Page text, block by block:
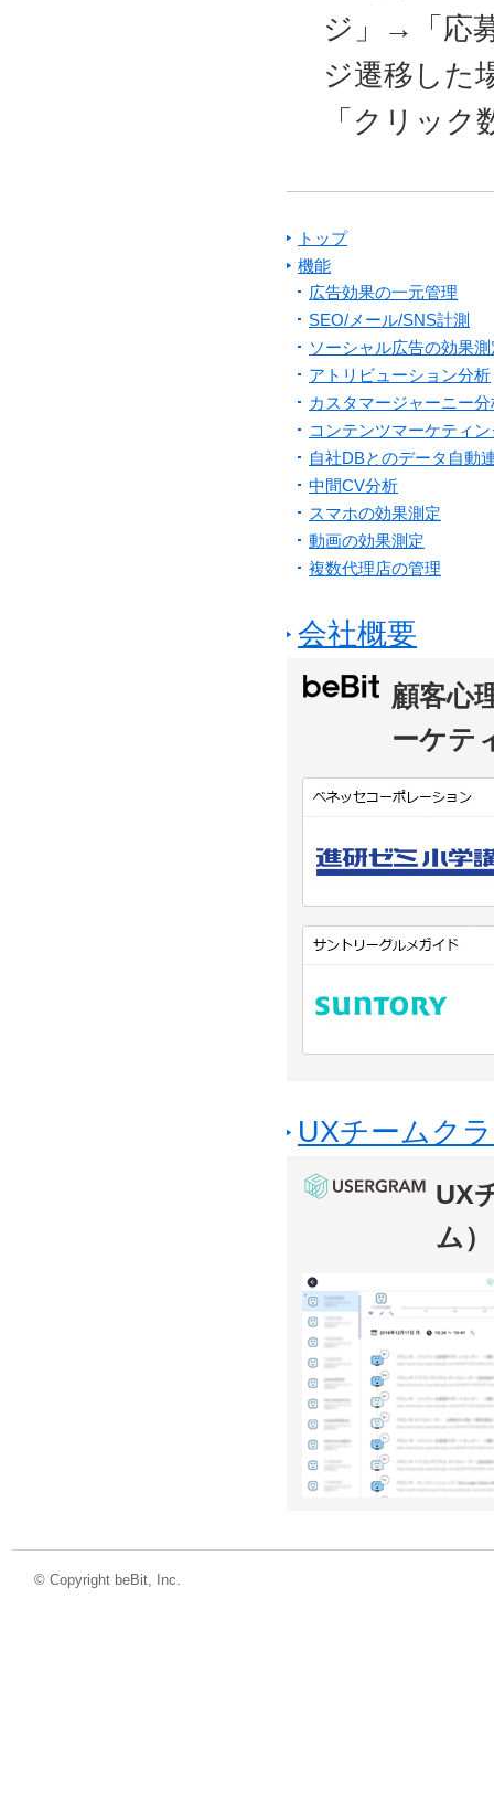
ジ」→「応
ジ遷移した
「クリッ
トップ
機能
広告効果の一元管理
SEO/メール/SNS計測
ソーシャル広告の効果測
アトリビューション分析
カスタマージャーニー分
コンテンツマーケティ
自社DBとのデータ自動
中間CV分析
スマホの効果測定
動画の効果測定
複数代理店の管理
会社概要
顧客心
ーケテ
UXチームク
UX
ム）
© Copyright beBit, Inc.